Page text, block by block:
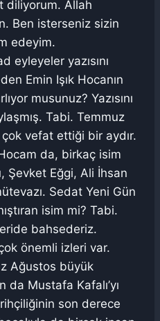
diliyorum. Allah
Ben isterseniz sizin
edeyim.
eyleyeler yazısını
Emin Işık Hocanın
musunuz? Yazısını
Tabi. Temmuz
çok vefat ettiği bir aydır.
da, birkaç isim
Şevket Eğgi, Ali İhsan
Sedat Yeni Gün
isim mi? Tabi.
bahsederiz.
önemli izleri var.
Ağustos büyük
da Mustafa Kafalı’yı
son derece